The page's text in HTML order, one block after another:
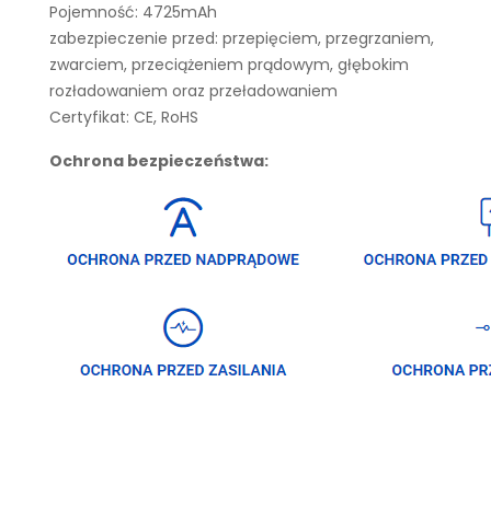
Pojemność: 4725mAh
zabezpieczenie przed: przepięciem, przegrzaniem,
zwarciem, przeciążeniem prądowym, głębokim
rozładowaniem oraz przeładowaniem
Certyfikat: CE, RoHS
Ochrona bezpieczeństwa: